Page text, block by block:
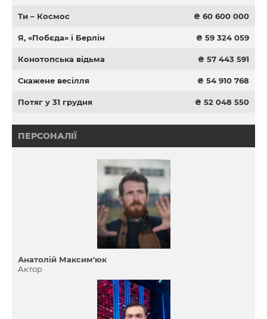
Ти – Космос ₴ 60 600 000
Я, «Побєда» і Берлін ₴ 59 324 059
Конотопська відьма ₴ 57 443 591
Скажене весілля ₴ 54 910 768
Потяг у 31 грудня ₴ 52 048 550
ПЕРСОНАЛІЇ
Анатолій Максим'юк
Актор